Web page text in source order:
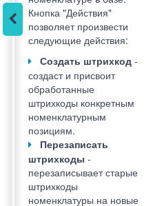
Кнопка "Действия"
позволяет произвести
следующие действия:
Создать штрихкод -
создаст и присвоит
обработанные
штрихкоды конкретным
номенклатурным
позициям.
Перезаписать
штрихкоды -
перезаписывает старые
штрихкоды
номенклатуры на новые